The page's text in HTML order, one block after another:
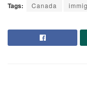
Tags: Canada